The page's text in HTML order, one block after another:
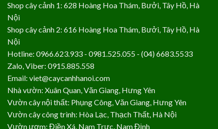
Shop cây cảnh 1: 628 Hoàng Hoa Thám, Bưởi, Tây Hồ, Hà
Nội
Shop cây cảnh 2: 616 Hoàng Hoa Thám, Bưởi, Tây Hồ, Hà
Nội
Hotline: 0966.623.933 - 0981.525.055 - (04) 6683.5533
Zalo, Viber: 0915.885.558
Email: viet@caycanhhanoi.com
Nhà vườn: Xuân Quan, Văn Giang, Hưng Yên
Vườn cây nội thất: Phụng Công, Văn Giang, Hưng Yên
Vườn cây công trình: Hòa Lạc, Thạch Thất, Hà Nội
Vườn ươm: Điền Xá, Nam Trực, Nam Định